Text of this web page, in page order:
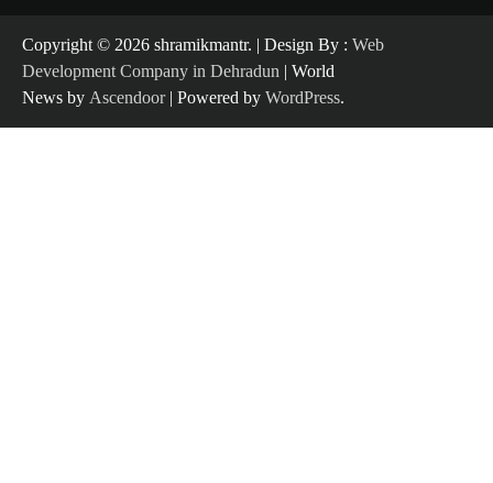
Copyright ©️ 2026 shramikmantr. | Design By : Web
Development Company in Dehradun | World
News by Ascendoor| Powered by WordPress.